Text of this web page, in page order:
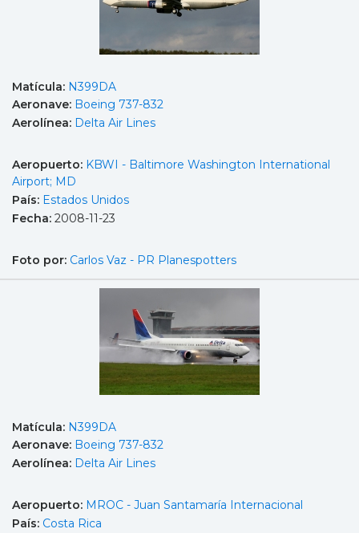
Matícula: N399DA
Aeronave: Boeing 737-832
Aerolínea: Delta Air Lines
Aeropuerto: KBWI - Baltimore Washington International
Airport; MD
País: Estados Unidos
Fecha: 2008-11-23
Foto por: Carlos Vaz - PR Planespotters
Matícula: N399DA
Aeronave: Boeing 737-832
Aerolínea: Delta Air Lines
Aeropuerto: MROC - Juan Santamaría Internacional
País: Costa Rica